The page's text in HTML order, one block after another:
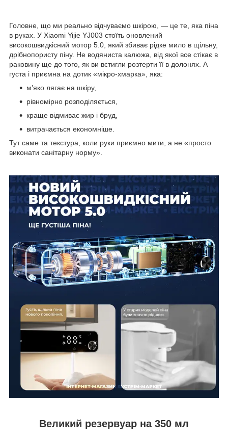
Головне, що ми реально відчуваємо шкірою, — це те, яка піна
в руках. У Xiaomi Yijie YJ003 стоїть оновлений
високошвидкісний мотор 5.0, який збиває рідке мило в щільну,
дрібнопористу піну. Не водяниста калюжа, від якої все стікає в
раковину ще до того, як ви встигли розтерти її в долонях. А
густа і приємна на дотик «мікро-хмарка», яка:
м’яко лягає на шкіру,
рівномірно розподіляється,
краще відмиває жир і бруд,
витрачається економніше.
Тут саме та текстура, коли руки приємно мити, а не «просто
виконати санітарну норму».
Великий резервуар на 350 мл